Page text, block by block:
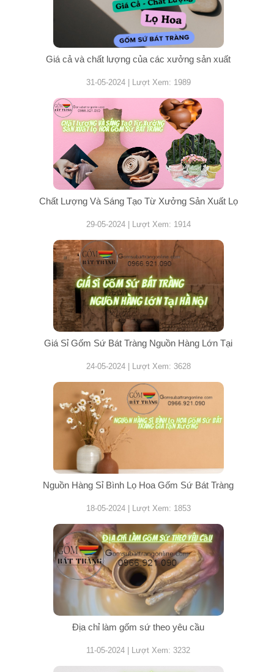
Giá cả và chất lượng của các xưởng sản xuất
31-05-2024 | Lượt Xem: 1989
Chất Lượng Và Sáng Tạo Từ Xưởng Sản Xuất Lọ
29-05-2024 | Lượt Xem: 1914
Giá Sỉ Gốm Sứ Bát Tràng Nguồn Hàng Lớn Tại
24-05-2024 | Lượt Xem: 3628
Nguồn Hàng Sỉ Bình Lọ Hoa Gốm Sứ Bát Tràng
18-05-2024 | Lượt Xem: 1853
Địa chỉ làm gốm sứ theo yêu cầu
11-05-2024 | Lượt Xem: 3232